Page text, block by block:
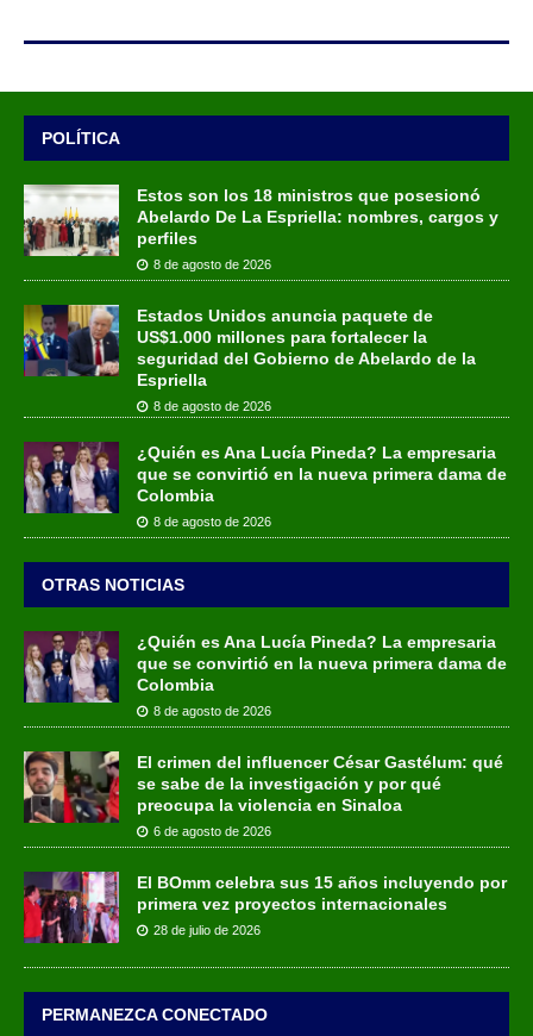
POLÍTICA
Estos son los 18 ministros que posesionó
Abelardo De La Espriella: nombres, cargos y
perfiles
8 de agosto de 2026
Estados Unidos anuncia paquete de
US$1.000 millones para fortalecer la
seguridad del Gobierno de Abelardo de la
Espriella
8 de agosto de 2026
¿Quién es Ana Lucía Pineda? La empresaria
que se convirtió en la nueva primera dama de
Colombia
8 de agosto de 2026
OTRAS NOTICIAS
¿Quién es Ana Lucía Pineda? La empresaria
que se convirtió en la nueva primera dama de
Colombia
8 de agosto de 2026
El crimen del influencer César Gastélum: qué
se sabe de la investigación y por qué
preocupa la violencia en Sinaloa
6 de agosto de 2026
El BOmm celebra sus 15 años incluyendo por
primera vez proyectos internacionales
28 de julio de 2026
PERMANEZCA CONECTADO